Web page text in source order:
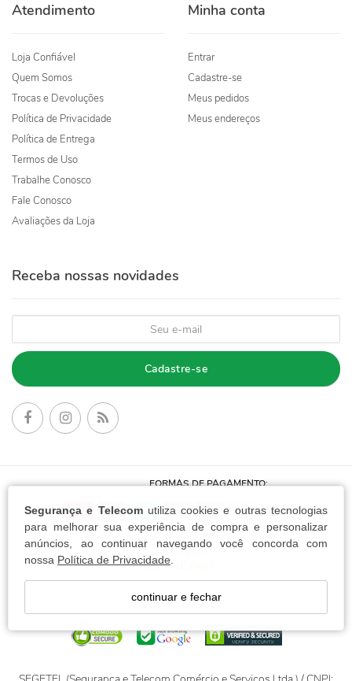
Segurança e Telecomutiliza cookies e outras tecnologias
para melhorar sua experiência de compra e personalizar
anúncios, ao continuar navegando você concorda com
nossa Política de Privacidade
continuar e fechar
Atendimento
Loja Confiável
Quem Somos
Trocas e Devoluções
Política de Privacidade
Política de Entrega
Termos de Uso
Trabalhe Conosco
Fale Conosco
Avaliações da Loja
Minha conta
Entrar
Cadastre-se
Meus pedidos
Meus endereços
Receba nossas novidades
Cadastre-se
FORMAS DE PAGAMENTO: